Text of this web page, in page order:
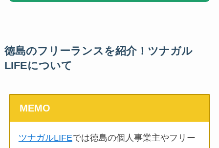
徳島のフリーランスを紹介！ツナガル
LIFEについて
MEMO
ツナガルLIFEでは徳島の個人事業主やフリー